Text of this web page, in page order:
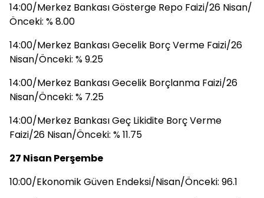
14:00/Merkez Bankası Gösterge Repo Faizi/26 Nisan/
Önceki: % 8.00
14:00/Merkez Bankası Gecelik Borç Verme Faizi/26
Nisan/Önceki: % 9.25
14:00/Merkez Bankası Gecelik Borçlanma Faizi/26
Nisan/Önceki: % 7.25
14:00/Merkez Bankası Geç Likidite Borç Verme
Faizi/26 Nisan/Önceki: % 11.75
27 Nisan Perşembe
10:00/Ekonomik Güven Endeksi/Nisan/Önceki: 96.1